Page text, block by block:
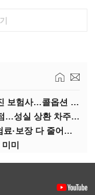
자본성증권 돌려막기 어려워진 보험사…콜옵션 부담 급증
당국, '포용금융' 저금리에 방점…성실 상환 차주는 '역차별'
단독 가입 어려워진 실손, 보험료·보장 다 줄어든 5세대는?
미